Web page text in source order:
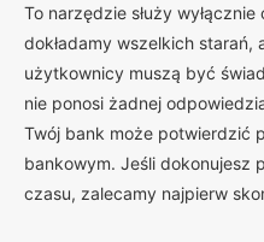
To narzędzie służy
dokładamy wszelkich
użytkownicy muszą być
nie ponosi żadnej
Twój bank może potwierdzić
bankowym. Jeśli dokonujesz
czasu, zalecamy najpierw